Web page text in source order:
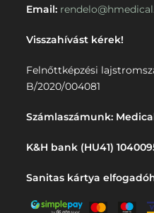
Email:
Visszahívást kérek!
Felnőttképzési
B/2020/004081
Számlaszámunk:
K&H bank (HU41)
Sanitas kártya